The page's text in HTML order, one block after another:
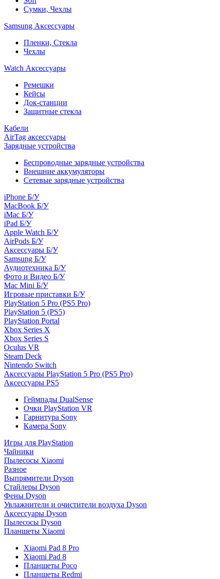
Сумки, Чехлы
Samsung Аксессуары
Пленки, Стекла
Чехлы
Watch Аксессуары
Ремешки
Кейсы
Док-станции
Защитные стекла
Кабели
AirTag аксессуары
Зарядные устройства
Беспроводные зарядные устройства
Внешние аккумуляторы
Сетевые зарядные устройства
iPhone Б/У
MacBook Б/У
iMac Б/У
iPad Б/У
Apple Watch Б/У
AirPods Б/У
Аксессуары Б/У
Samsung Б/У
Аудиотехника Б/У
Фото и Видео Б/У
Mac Mini Б/У
Игровые приставки Б/У
PlayStation 5 Pro (PS5 Pro)
PlayStation 5 (PS5)
PlayStation Portal
Xbox Series X
Xbox Series S
Oculus VR
Steam Deck
Nintendo Switch
Аксессуары PlayStation 5 Pro (PS5 Pro)
Аксессуары PS5
Геймпады DualSense
Очки PlayStation VR
Гарнитура Sony
Камера Sony
Игры для PlayStation
Чайники
Пылесосы Xiaomi
Разное
Выпрямители Dyson
Стайлеры Dyson
Фены Dyson
Увлажнители и очистители воздуха Dyson
Аксессуары Dyson
Пылесосы Dyson
Планшеты Xiaomi
Xiaomi Pad 8 Pro
Xiaomi Pad 8
Планшеты Poco
Планшеты Redmi